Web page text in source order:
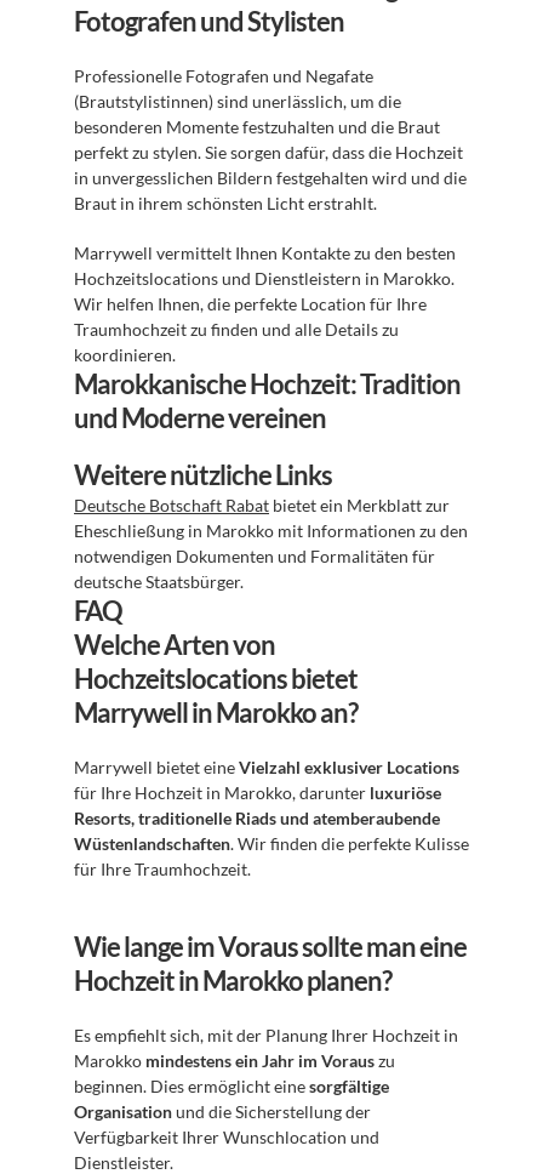
Fotografen und Stylisten
Professionelle Fotografen und Negafate
(Brautstylistinnen) sind unerlässlich, um die
besonderen Momente festzuhalten und die Braut
perfekt zu stylen. Sie sorgen dafür, dass die Hochzeit
in unvergesslichen Bildern festgehalten wird und die
Braut in ihrem schönsten Licht erstrahlt.
Marrywell vermittelt Ihnen Kontakte zu den besten
Hochzeitslocations und Dienstleistern in Marokko.
Wir helfen Ihnen, die perfekte Location für Ihre
Traumhochzeit zu finden und alle Details zu
koordinieren.
Marokkanische Hochzeit: Tradition
und Moderne vereinen
Weitere nützliche Links
Deutsche Botschaft Rabat bietet ein Merkblatt zur
Eheschließung in Marokko mit Informationen zu den
notwendigen Dokumenten und Formalitäten für
deutsche Staatsbürger.
FAQ
Welche Arten von
Hochzeitslocations bietet
Marrywell in Marokko an?
Marrywell bietet eine Vielzahl exklusiver Locations
für Ihre Hochzeit in Marokko, darunter luxuriöse
Resorts, traditionelle Riads und atemberaubende
Wüstenlandschaften. Wir finden die perfekte Kulisse
für Ihre Traumhochzeit.
Wie lange im Voraus sollte man eine
Hochzeit in Marokko planen?
Es empfiehlt sich, mit der Planung Ihrer Hochzeit in
Marokko mindestens ein Jahr im Voraus zu
beginnen. Dies ermöglicht eine sorgfältige
Organisation und die Sicherstellung der
Verfügbarkeit Ihrer Wunschlocation und
Dienstleister.